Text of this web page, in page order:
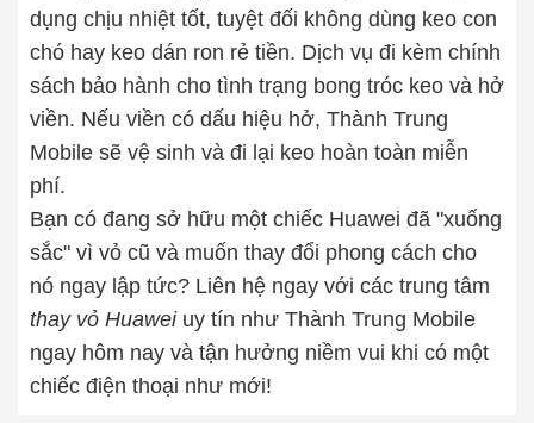
dụng chịu nhiệt tốt, tuyệt đối không dùng keo con
chó hay keo dán ron rẻ tiền. Dịch vụ đi kèm chính
sách bảo hành cho tình trạng bong tróc keo và hở
viền. Nếu viền có dấu hiệu hở, Thành Trung
Mobile sẽ vệ sinh và đi lại keo hoàn toàn miễn
phí.
Bạn có đang sở hữu một chiếc Huawei đã "xuống
sắc" vì vỏ cũ và muốn thay đổi phong cách cho
nó ngay lập tức? Liên hệ ngay với các trung tâm
thay vỏ Huawei uy tín như Thành Trung Mobile
ngay hôm nay và tận hưởng niềm vui khi có một
chiếc điện thoại như mới!